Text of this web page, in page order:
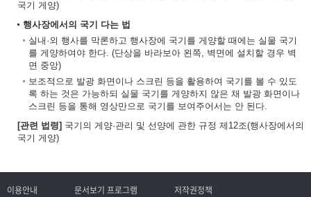
국기 게양)
행사장에서의 국기 다는 법
실내·외 행사를 막론하고 행사장에 국기를 게양할 때에는 실물 국기
를 게양하여야 한다. (단상을 바라보아 왼쪽, 벽면에 설치할 경우 벽
면 중앙)
보조적으로 발광 화면이나 스크린 등을 활용하여 국기를 볼 수 있도
록 하는 것은 가능하되 실물 국기를 게양하지 않은 채 발광 화면이나
스크린 등을 통해 영상만으로 국기를 보여주어서는 안 된다.
[관련 법령] 국기의 게양·관리 및 선양에 관한 규정 제12조(행사장에서의
국기 게양)
이용안내 문서보기 프로그램 저작권정책